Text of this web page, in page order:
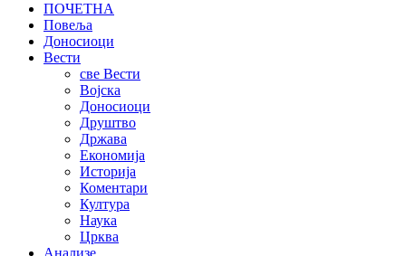
ПОЧЕТНА
Повеља
Доносиоци
Вести
све Вести
Војска
Доносиоци
Друштво
Држава
Економија
Историја
Коментари
Култура
Наука
Црква
Анализе